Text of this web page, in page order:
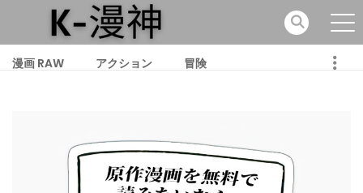
漫画 RAW アクション 冒険